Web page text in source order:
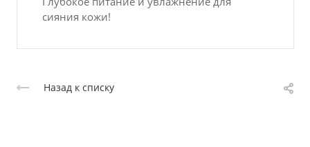
сияния кожи!
Назад к списку